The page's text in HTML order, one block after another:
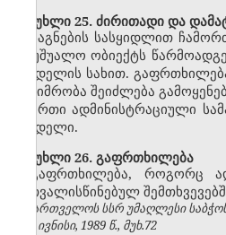
მუხლი 25. ძირითადი და
საგნების სასყიდლით
ან უშუალო ობიექტს
სახდელის სახით.
პატიმრობა შეიძლება
ერთი ადმინისტრაციული
სახდელი.
მუხლი 26. გაფრთხილება
გაფრთხილება, როგორც
გათვალისწინებულ
საქართველოს სსრ უმაღლესი
№6, ივნისი, 1989 წ., მუხ.72